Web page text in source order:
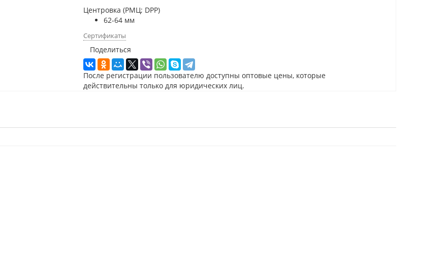
Центровка (РМЦ; DPP)
62-64 мм
Сертификаты
Поделиться
После регистрации пользователю доступны оптовые цены, которые
действительны только для юридических лиц.